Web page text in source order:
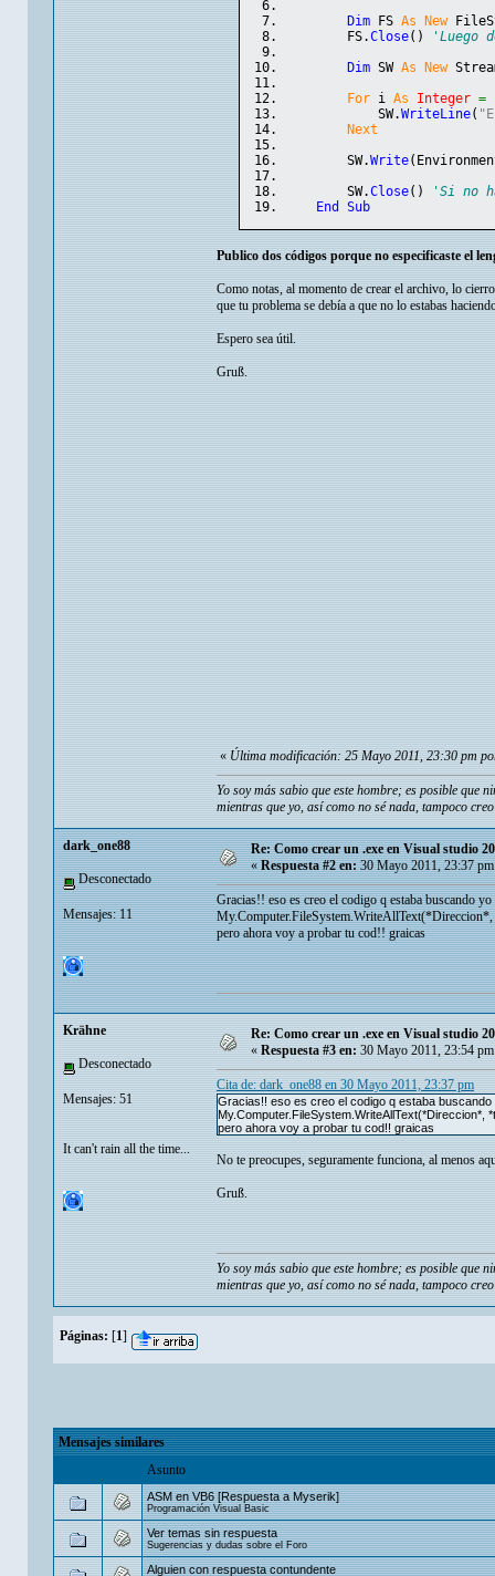
Dim FS As New
FS.Close( )
'Luego
Dim SW As New
For i As Integer =
SW.WriteLine(
Next
SW.Write(
SW.Close( )
'Si no
End
Sub
Publico dos códigos porque no especificaste el
Como notas, al momento de crear el archivo, lo
que tu problema se debía a que no lo estabas
Espero sea útil.
Gruß.
« Última modificación: 25 Mayo 2011, 23:30 pm
Yo soy más sabio que este hombre; es posible que
mientras que yo, así como no sé nada, tampoco
dark_one88
Desconectado
Mensajes: 11
Re: Como crear un .exe en Visual studio
«Respuesta #2 en:30 Mayo 2011, 23:37
Gracias!! eso es creo el codigo q estaba buscando
pero ahora voy a probar tu cod!! graicas
Krähne
Desconectado
Mensajes: 51
It can't rain all the time...
Re: Como crear un .exe en Visual studio
« Respuesta #3 en: 30 Mayo 2011, 23:54
Cita de: dark_one88 en 30 Mayo 2011, 23:37 pm
Gracias!! eso es creo el codigo q estaba
My.Computer.FileSystem.WriteAllText(*Direccion*,
pero ahora voy a probar tu cod!! graicas
No te preocupes, seguramente funciona, al menos
Gruß.
Yo soy más sabio que este hombre; es posible que
mientras que yo, así como no sé nada, tampoco
Páginas: [1]
Mensajes similares
Asunto
ASM en VB6 [Respuesta a Myserik]
Programación Visual Basic
Ver temas sin respuesta
Sugerencias y dudas sobre el Foro
Alguien con respuesta contundente